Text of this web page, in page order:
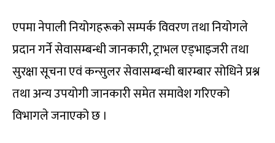
एपमा नेपाली नियोगहरूको सम्पर्क विवरण तथा नियोगले
प्रदान गर्ने सेवासम्बन्धी जानकारी, ट्राभल एड्भाइजरी तथा
सुरक्षा सूचना एवं कन्सुलर सेवासम्बन्धी बारम्बार सोधिने प्रश्न
तथा अन्य उपयोगी जानकारी समेत समावेश गरिएको
विभागले जनाएको छ ।